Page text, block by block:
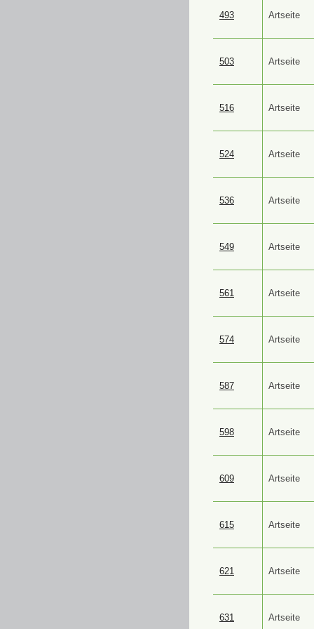
493 Artseite
503 Artseite
516 Artseite
524 Artseite
536 Artseite
549 Artseite
561 Artseite
574 Artseite
587 Artseite
598 Artseite
609 Artseite
615 Artseite
621 Artseite
631 Artseite